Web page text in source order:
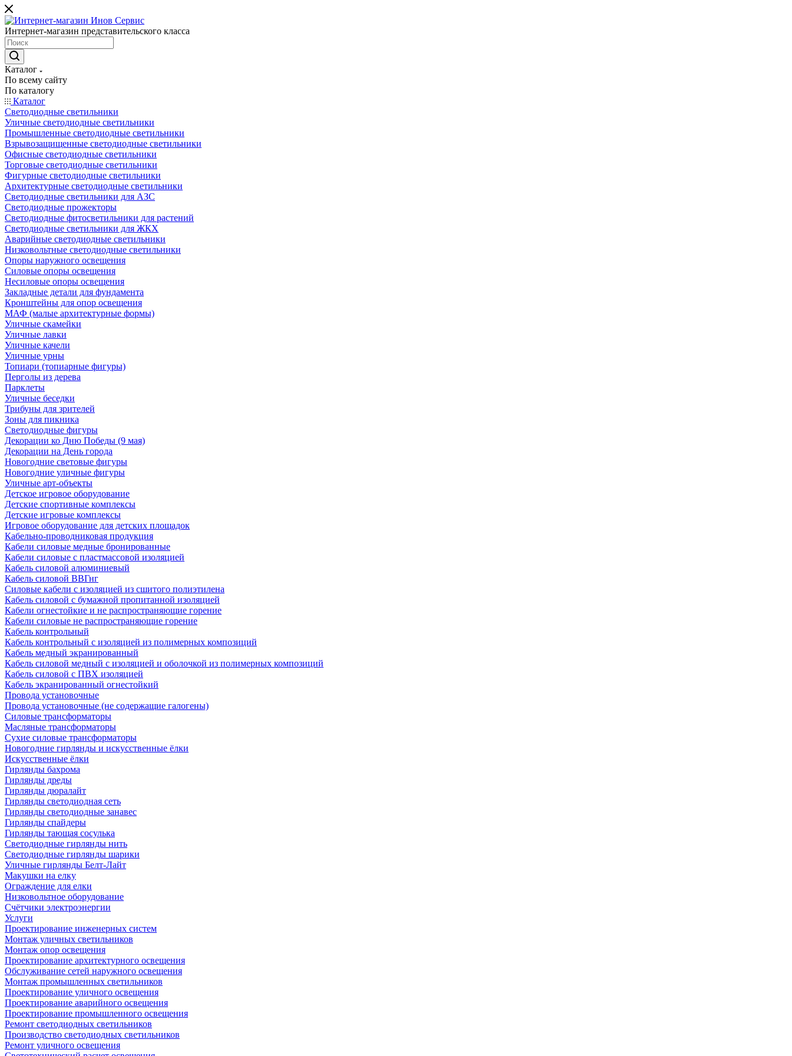
Интернет-магазин представительского класса
Каталог
По всему сайту
По каталогу
Каталог
Светодиодные светильники
Уличные светодиодные светильники
Промышленные светодиодные светильники
Взрывозащищенные светодиодные светильники
Офисные светодиодные светильники
Торговые светодиодные светильники
Фигурные светодиодные светильники
Архитектурные светодиодные светильники
Светодиодные светильники для АЗС
Светодиодные прожекторы
Светодиодные фитосветильники для растений
Светодиодные светильники для ЖКХ
Аварийные светодиодные светильники
Низковольтные светодиодные светильники
Опоры наружного освещения
Силовые опоры освещения
Несиловые опоры освещения
Закладные детали для фундамента
Кронштейны для опор освещения
МАФ (малые архитектурные формы)
Уличные скамейки
Уличные лавки
Уличные качели
Уличные урны
Топиари (топиарные фигуры)
Перголы из дерева
Парклеты
Уличные беседки
Трибуны для зрителей
Зоны для пикника
Светодиодные фигуры
Декорации ко Дню Победы (9 мая)
Декорации на День города
Новогодние световые фигуры
Новогодние уличные фигуры
Уличные арт-объекты
Детское игровое оборудование
Детские спортивные комплексы
Детские игровые комплексы
Игровое оборудование для детских площадок
Кабельно-проводниковая продукция
Кабели силовые медные бронированные
Кабели силовые с пластмассовой изоляцией
Кабель силовой алюминиевый
Кабель силовой ВВГнг
Силовые кабели с изоляцией из сшитого полиэтилена
Кабель силовой с бумажной пропитанной изоляцией
Кабели огнестойкие и не распространяющие горение
Кабели силовые не распространяющие горение
Кабель контрольный
Кабель контрольный с изоляцией из полимерных композиций
Кабель медный экранированный
Кабель силовой медный с изоляцией и оболочкой из полимерных композиций
Кабель силовой с ПВХ изоляцией
Кабель экранированный огнестойкий
Провода установочные
Провода установочные (не содержащие галогены)
Силовые трансформаторы
Масляные трансформаторы
Сухие силовые трансформаторы
Новогодние гирлянды и искусственные ёлки
Искусственные ёлки
Гирлянды бахрома
Гирлянды дреды
Гирлянды дюралайт
Гирлянды светодиодная сеть
Гирлянды светодиодные занавес
Гирлянды спайдеры
Гирлянды тающая сосулька
Светодиодные гирлянды нить
Светодиодные гирлянды шарики
Уличные гирлянды Белт-Лайт
Макушки на елку
Ограждение для елки
Низковольтное оборудование
Счётчики электроэнергии
Услуги
Проектирование инженерных систем
Монтаж уличных светильников
Монтаж опор освещения
Проектирование архитектурного освещения
Обслуживание сетей наружного освещения
Монтаж промышленных светильников
Проектирование уличного освещения
Проектирование аварийного освещения
Проектирование промышленного освещения
Ремонт светодиодных светильников
Производство светодиодных светильников
Ремонт уличного освещения